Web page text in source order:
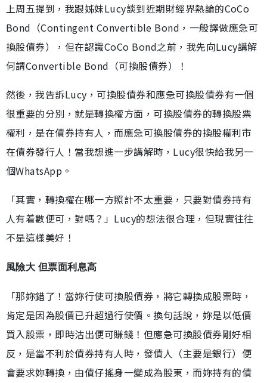
上周五提到，我跟姊妹Lucy談到近期財經界熱論的CoCo
Bond（Contingent Convertible Bond，一般譯做應急可
換股債券），但在認識CoCo Bond之前，我先向Lucy講解
何謂Convertible Bond（可換股債券）！
然後，我告訴Lucy，可換股債券和應急可換股債券有一個
很重要的分別，就是轉換權方面，可換股債券的轉換股票
權利，是在債券持有人，而應急可換股債券的換股權利市
在債券發行人！當我想進一步講解時，Lucy很快給我另一
個WhatsApp。
「其實，轉換權在哪一方照計不太重要，只要對債券持有
人有着數便可，對嗎？」Lucy的想法很合理，但現實往往
不是這樣美好！
風險大 但票面利息高
「那妳錯了！當妳行使可換股債券，將它轉換成股票時，
肯定是因為股價已升超過行使價。換句話說，妳是以低價
買入股票，即時沽出便可賺錢！但應急可換股債券剛好相
反，是當不利於債券持有人時，發債人（主要是銀行）便
會要求妳轉換，由債仔搖身一變成為股東，而妳持有的債